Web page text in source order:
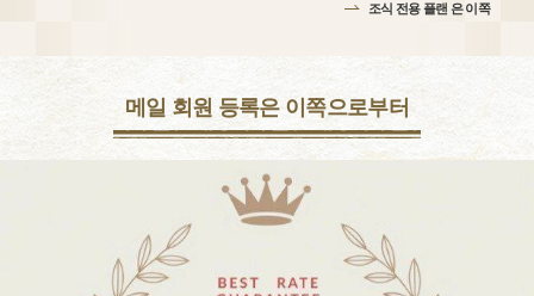
조식 전용 플랜 은 이쪽
메일 회원 등록은 이쪽으로부터